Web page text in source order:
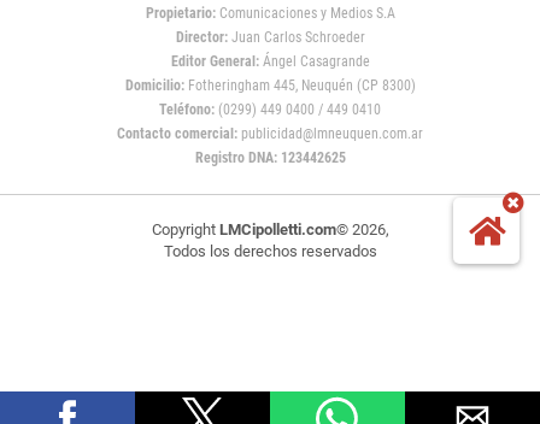
Propietario:Comunicaciones y Medios S.A
Director: Juan Carlos Schroeder
Editor General:Ángel Casagrande
Domicilio:Fotheringham 445, Neuquén (CP 8300)
Teléfono: (0299) 449 0400 / 449 0410
Contacto comercial: publicidad@lmneuquen.com.ar
Registro DNA: 123442625
Copyright LMCipolletti.com© 2026,
Todos los derechos reservados